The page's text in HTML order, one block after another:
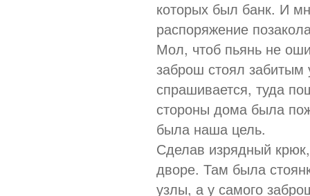
которых был банк. И
распоряжение
Мол, чтоб пьянь не
заброш стоял
спрашивается, туда
стороны дома была
была наша цель.
Сделав изрядный
дворе. Там была
узлы, а у самого